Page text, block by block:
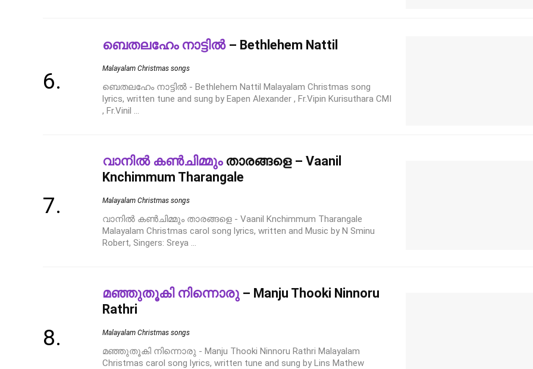
ബെതലഹേം നാട്ടിൽ– Bethlehem Nattil
Malayalam Christmas songs
ബെതലഹേം നാട്ടിൽ - Bethlehem Nattil Malayalam Christmas song
lyrics, written tune and sung by Eapen Alexander , Fr.Vipin Kurisuthara CMI
, Fr.Vinil ...
വാനിൽ കൺചിമ്മുംതാരങ്ങളെ – Vaanil
Knchimmum Tharangale
Malayalam Christmas songs
വാനിൽ കൺചിമ്മും താരങ്ങളെ - Vaanil Knchimmum Tharangale
Malayalam Christmas carol song lyrics, written and Music by N Sminu
Robert, Singers: Sreya ...
മഞ്ഞുതൂകി നിന്നൊരു – Manju Thooki Ninnoru
Rathri
Malayalam Christmas songs
മഞ്ഞുതൂകി നിന്നൊരു - Manju Thooki Ninnoru Rathri Malayalam
Christmas carol song lyrics, written tune and sung by Lins Mathew